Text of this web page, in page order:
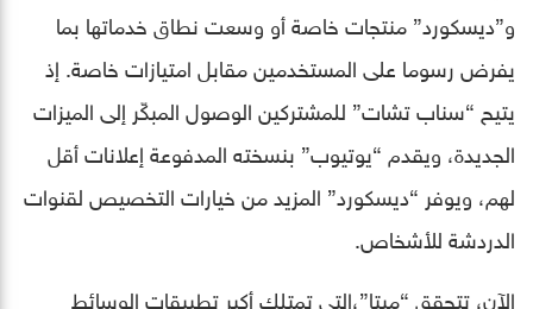
و”ديسكورد” منتجات خاصة أو وسعت نطاق خدماتها بما
يفرض رسوما على المستخدمين مقابل امتيازات خاصة. إذ
يتيح “سناب تشات” للمشتركين الوصول المبكّر إلى الميزات
الجديدة، ويقدم “يوتيوب” بنسخته المدفوعة إعلانات أقل
لهم، ويوفر “ديسكورد” المزيد من خيارات التخصيص لقنوات
الدردشة للأشخاص.
الآن، تتحقق “ميتا”،التي تمتلك أكبر تطبيقات الوسائط